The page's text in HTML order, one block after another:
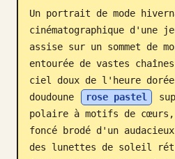
Un portrait de mode
cinématographique d'une
assise sur un sommet de
entourée de vastes
ciel doux de l'heure
doudoune
rose pastel
polaire à motifs de cœurs,
foncé brodé d'un
des lunettes de soleil